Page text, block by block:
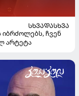
ᲡᲮᲕᲐᲓᲐᲡᲮᲕᲐ
ჩვენ
არტეტა